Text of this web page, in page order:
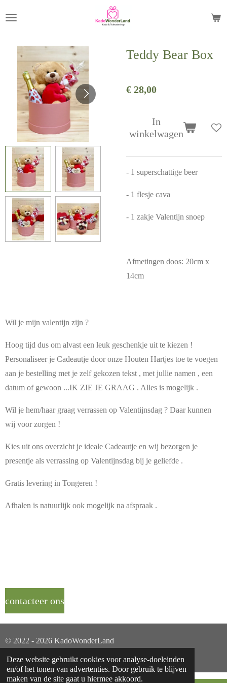
Deze website gebruikt cookies voor analyse-doeleinden
en/of het tonen van advertenties. Door gebruik te blijven
maken van de site gaat u hiermee akkoord.
hoofdinhoud
Teddy Bear Box
€ 28,00
In
winkelwagen
- 1 superschattige beer
- 1 flesje cava
- 1 zakje Valentijn snoep
Afmetingen doos: 20cm x
14cm
Wil je mijn valentijn zijn ?
Hoog tijd dus om alvast een leuk geschenkje uit te kiezen !
Personaliseer je Cadeautje door onze Houten Hartjes toe te voegen
aan je bestelling met je zelf gekozen tekst , met jullie namen , een
datum of gewoon ...IK ZIE JE GRAAG . Alles is mogelijk .
Wil je hem/haar graag verrassen op Valentijnsdag ? Daar kunnen
wij voor zorgen !
Kies uit ons overzicht je ideale Cadeautje en wij bezorgen je
presentje als verrassing op Valentijnsdag bij je geliefde .
Gratis levering in Tongeren !
Afhalen is natuurlijk ook mogelijk na afspraak .
contacteer ons
© 2022 - 2026 KadoWonderLand
Powered by JouwWeb